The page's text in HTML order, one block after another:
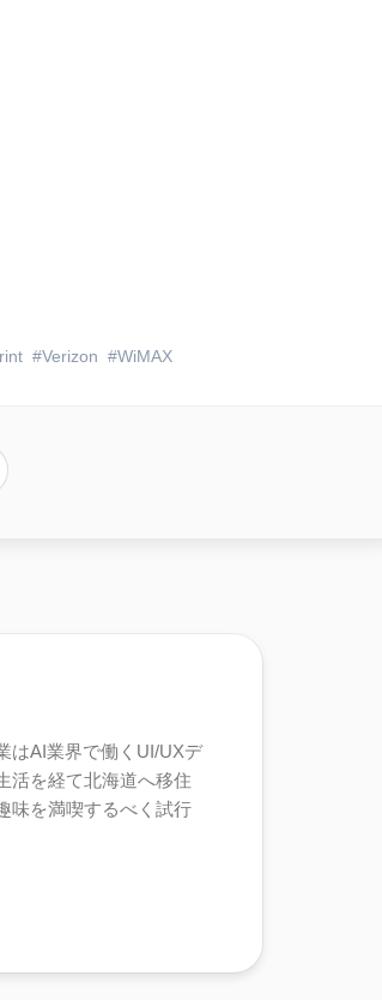
Verizon WiMAX
はAI業界で働くUI/UXデ
活を経て北海道へ移住
味を満喫するべく試行